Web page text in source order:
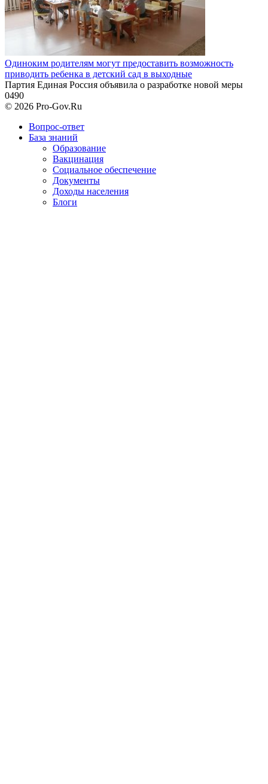
Одиноким родителям могут предоставить возможность
приводить ребенка в детский сад в выходные
Партия Единая Россия объявила о разработке новой меры
0490
© 2026 Pro-Gov.Ru
Вопрос-ответ
База знаний
Образование
Вакцинация
Социальное обеспечение
Документы
Доходы населения
Блоги